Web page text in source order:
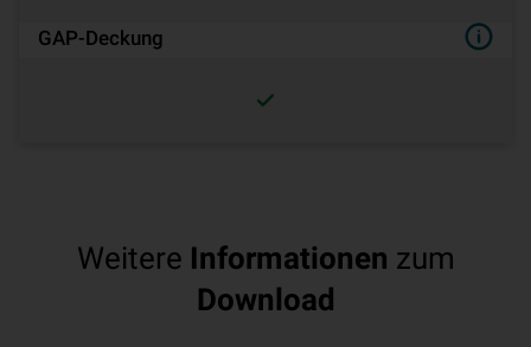
GAP-Deckung
Weitere Informationen zum
Download